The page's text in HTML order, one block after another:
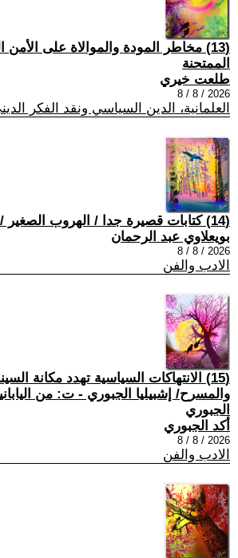
(13) مخاطر المودة والموالاة على
الممتحنة
طلعت خيري
2026 / 8 / 8
العلمانية، الدين السياسي ونقد الفكر
(14) كتابات قصيرة جدا / الهروب الصغير /
بويعلاوي عبد الرحمان
2026 / 8 / 8
الادب والفن
(15) الانتهاكات السياسية تهدد مكانة
والمسرح/ إشبيليا الجبوري - ت: من
الجبوري
أكد الجبوري
2026 / 8 / 8
الادب والفن